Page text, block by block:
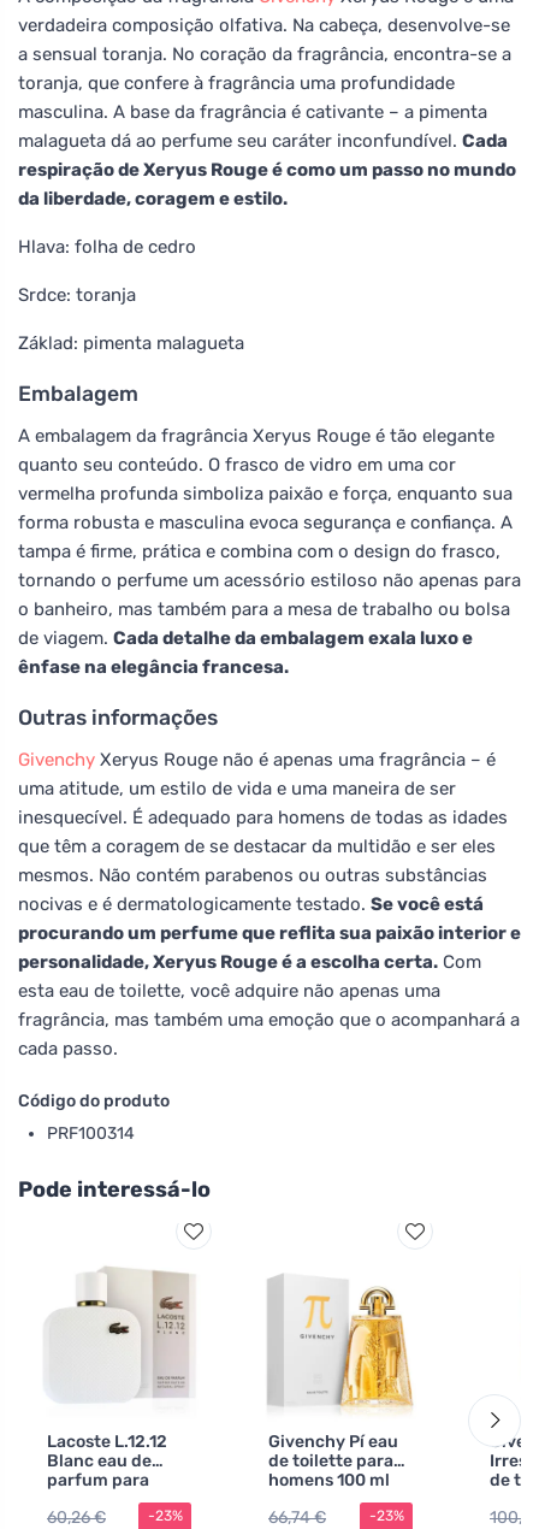
verdadeira composição olfativa. Na cabeça, desenvolve-se
a sensual toranja. No coração da fragrância, encontra-se a
toranja, que confere à fragrância uma profundidade
masculina. A base da fragrância é cativante – a pimenta
malagueta dá ao perfume seu caráter inconfundível. Cada
respiração de Xeryus Rouge é como um passo no mundo
da liberdade, coragem e estilo.
Hlava: folha de cedro
Srdce: toranja
Základ: pimenta malagueta
Embalagem
A embalagem da fragrância Xeryus Rouge é tão elegante
quanto seu conteúdo. O frasco de vidro em uma cor
vermelha profunda simboliza paixão e força, enquanto sua
forma robusta e masculina evoca segurança e confiança. A
tampa é firme, prática e combina com o design do frasco,
tornando o perfume um acessório estiloso não apenas para
o banheiro, mas também para a mesa de trabalho ou bolsa
de viagem. Cada detalhe da embalagem exala luxo e
ênfase na elegância francesa.
Outras informações
Givenchy Xeryus Rouge não é apenas uma fragrância – é
uma atitude, um estilo de vida e uma maneira de ser
inesquecível. É adequado para homens de todas as idades
que têm a coragem de se destacar da multidão e ser eles
mesmos. Não contém parabenos ou outras substâncias
nocivas e é dermatologicamente testado. Se você está
procurando um perfume que reflita sua paixão interior e
personalidade, Xeryus Rouge é a escolha certa. Com
esta eau de toilette, você adquire não apenas uma
fragrância, mas também uma emoção que o acompanhará a
cada passo.
Código do produto
PRF100314
Pode interessá-lo
Lacoste L.12.12
Blanc eau de
parfum para
homens 100 ml
60,26 €
-23%
Givenchy Pí eau
de toilette para
homens 100 ml
66,74 €
-23%
de